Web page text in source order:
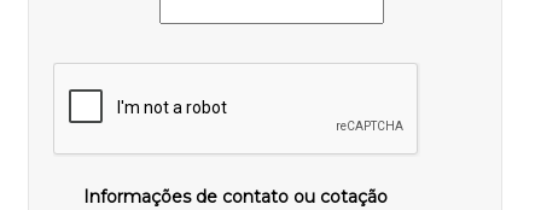
Informações de contato ou cotação